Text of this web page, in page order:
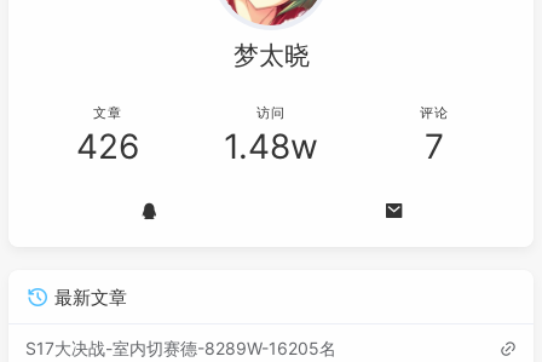
梦太晓
文章
426
访问
1.48w
评论
7
最新文章
S17大决战-室内切赛德-8289W-16205名